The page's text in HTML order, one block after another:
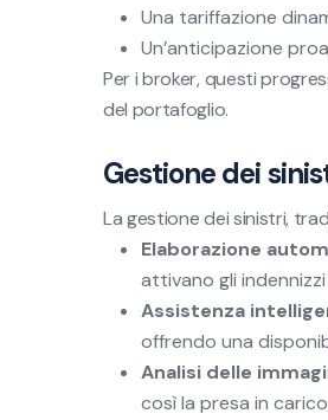
Una tariffazione
Un’anticipazione
Per i broker, questi
del portafoglio.
Gestione dei
La gestione dei sinistri,
Elaborazione
attivano gli
Assistenza
offrendo una
Analisi delle
così la presa in